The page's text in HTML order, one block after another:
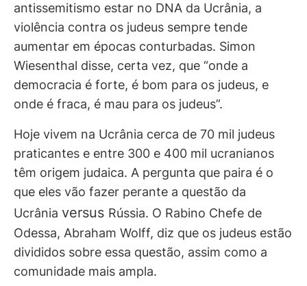
antissemitismo estar no DNA da Ucrânia, a
violência contra os judeus sempre tende
aumentar em épocas conturbadas. Simon
Wiesenthal disse, certa vez, que “onde a
democracia é forte, é bom para os judeus, e
onde é fraca, é mau para os judeus”.
Hoje vivem na Ucrânia cerca de 70 mil judeus
praticantes e entre 300 e 400 mil ucranianos
têm origem judaica. A pergunta que paira é o
que eles vão fazer perante a questão da
Ucrânia versus Rússia. O Rabino Chefe de
Odessa, Abraham Wolff, diz que os judeus estão
divididos sobre essa questão, assim como a
comunidade mais ampla.